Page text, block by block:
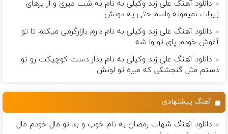
دانلود آهنگ علی زند وکیلی به نام یه شب میرى و از پرهای
زيبات نمیمونه واسم حتی یه دونش
دانلود آهنگ علی زند وکیلی به نام دارم بازارگرمی میكنم تا تو
آغوش خودم پای تو وا شه
دانلود آهنگ علی زند وکیلی به نام بذار دست كوچیكت رو تو
دستم مثل گنجشكی كه میره تو لونش
آهنگ پیشنهادی
دانلود آهنگ شهاب رمضان به نام خوب و بد تو مال خودم مال